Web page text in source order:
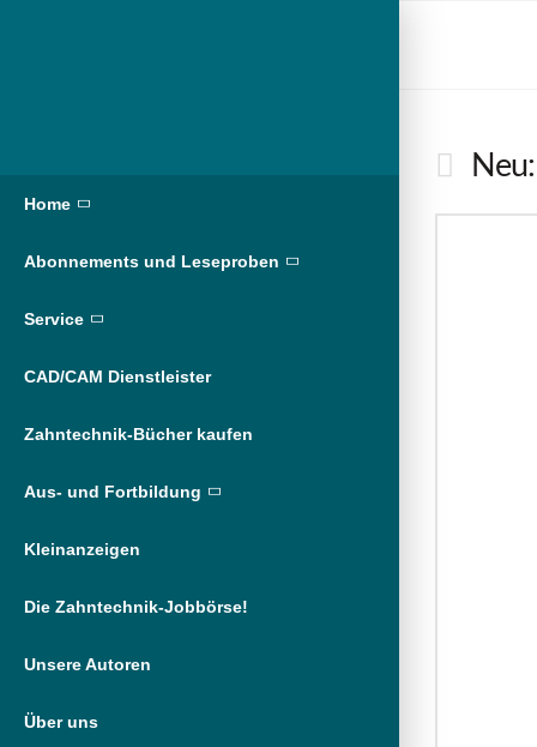
Home
Abonnements und Leseproben
Service
CAD/CAM Dienstleister
Zahntechnik-Bücher kaufen
Aus- und Fortbildung
Kleinanzeigen
Die Zahntechnik-Jobbörse!
Unsere Autoren
Über uns